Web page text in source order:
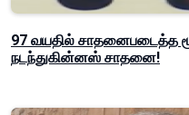
97 வயதில் சாதனைபடைத்த
நடந்துகின்னஸ் சாதனை!